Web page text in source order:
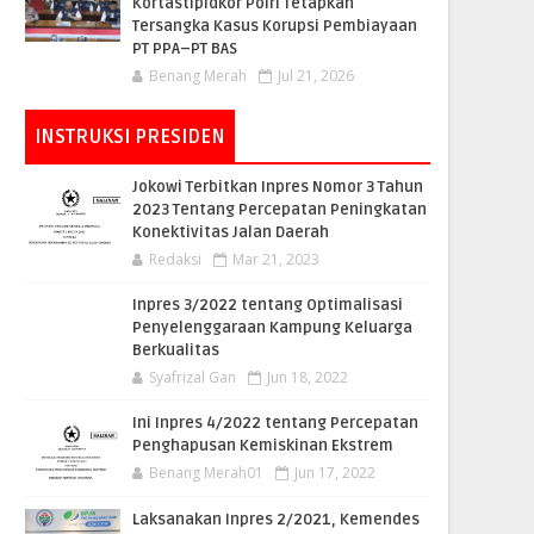
Tersangka Kasus Korupsi Pembiayaan
PT PPA–PT BAS
Benang Merah Jul 21, 2026
INSTRUKSI PRESIDEN
Jokowi Terbitkan Inpres Nomor 3 Tahun
2023 Tentang Percepatan Peningkatan
Konektivitas Jalan Daerah
Redaksi Mar 21, 2023
Inpres 3/2022 tentang Optimalisasi
Penyelenggaraan Kampung Keluarga
Berkualitas
Syafrizal Gan Jun 18, 2022
Ini Inpres 4/2022 tentang Percepatan
Penghapusan Kemiskinan Ekstrem
Benang Merah01 Jun 17, 2022
Laksanakan Inpres 2/2021, Kemendes